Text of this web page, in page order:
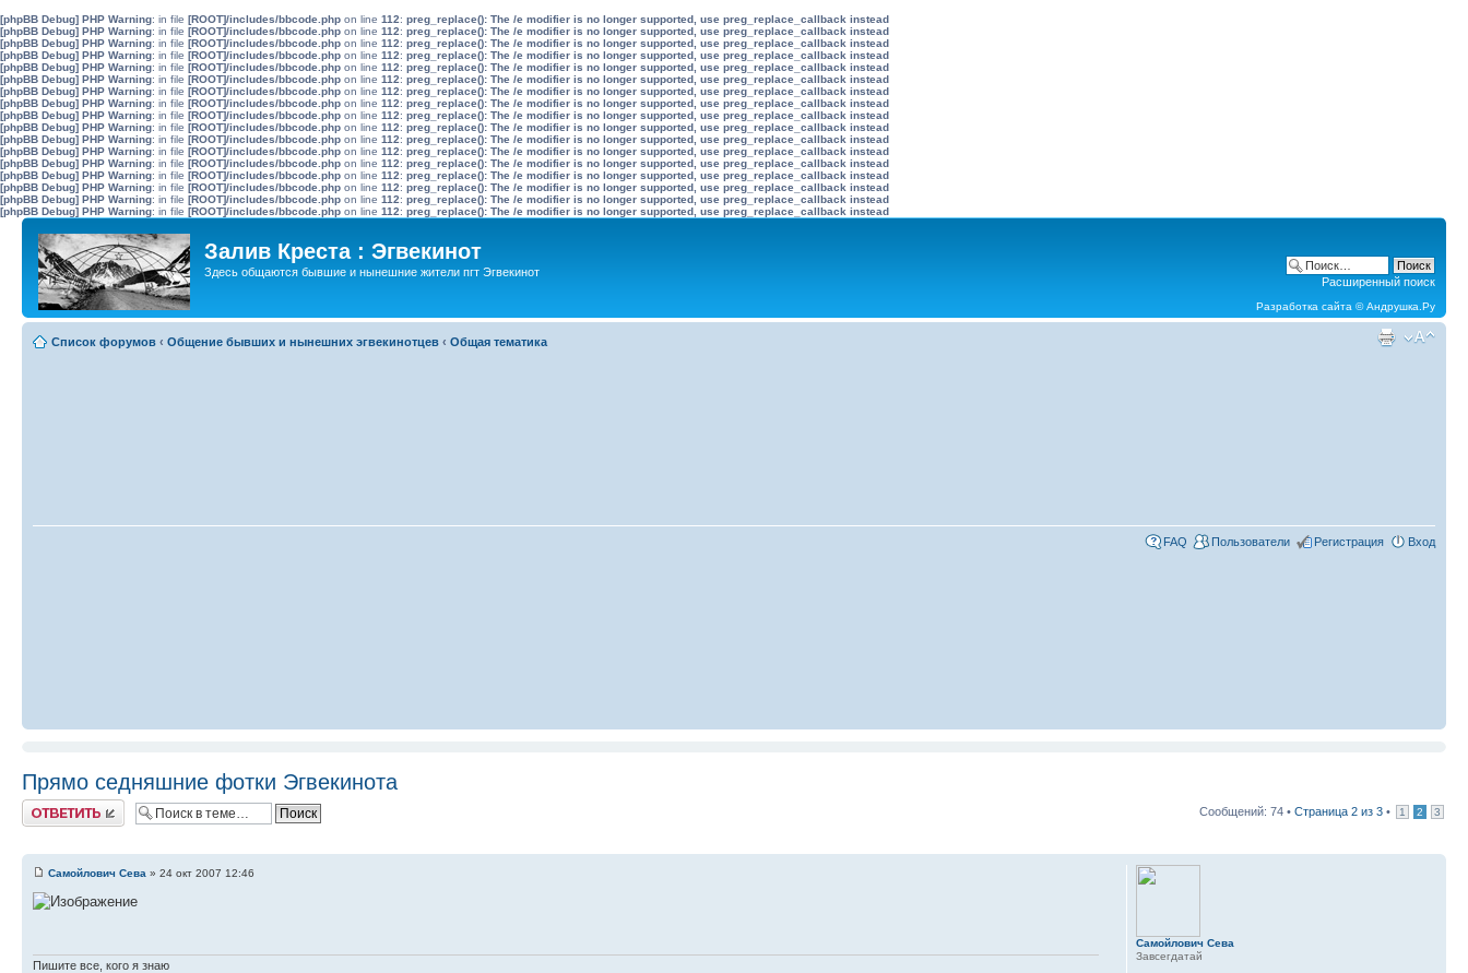
[phpBB Debug] PHP Warning: in file [ROOT]/includes/bbcode.php on line 112: preg_replace(): The /e modifier is no longer supported, use preg_replace_callback instead
[phpBB Debug] PHP Warning: in file [ROOT]/includes/bbcode.php on line 112: preg_replace(): The /e modifier is no longer supported, use preg_replace_callback instead
[phpBB Debug] PHP Warning: in file [ROOT]/includes/bbcode.php on line 112: preg_replace(): The /e modifier is no longer supported, use preg_replace_callback instead
[phpBB Debug] PHP Warning: in file [ROOT]/includes/bbcode.php on line 112: preg_replace(): The /e modifier is no longer supported, use preg_replace_callback instead
[phpBB Debug] PHP Warning: in file [ROOT]/includes/bbcode.php on line 112: preg_replace(): The /e modifier is no longer supported, use preg_replace_callback instead
[phpBB Debug] PHP Warning: in file [ROOT]/includes/bbcode.php on line 112: preg_replace(): The /e modifier is no longer supported, use preg_replace_callback instead
[phpBB Debug] PHP Warning: in file [ROOT]/includes/bbcode.php on line 112: preg_replace(): The /e modifier is no longer supported, use preg_replace_callback instead
[phpBB Debug] PHP Warning: in file [ROOT]/includes/bbcode.php on line 112: preg_replace(): The /e modifier is no longer supported, use preg_replace_callback instead
[phpBB Debug] PHP Warning: in file [ROOT]/includes/bbcode.php on line 112: preg_replace(): The /e modifier is no longer supported, use preg_replace_callback instead
[phpBB Debug] PHP Warning: in file [ROOT]/includes/bbcode.php on line 112: preg_replace(): The /e modifier is no longer supported, use preg_replace_callback instead
[phpBB Debug] PHP Warning: in file [ROOT]/includes/bbcode.php on line 112: preg_replace(): The /e modifier is no longer supported, use preg_replace_callback instead
[phpBB Debug] PHP Warning: in file [ROOT]/includes/bbcode.php on line 112: preg_replace(): The /e modifier is no longer supported, use preg_replace_callback instead
[phpBB Debug] PHP Warning: in file [ROOT]/includes/bbcode.php on line 112: preg_replace(): The /e modifier is no longer supported, use preg_replace_callback instead
[phpBB Debug] PHP Warning: in file [ROOT]/includes/bbcode.php on line 112: preg_replace(): The /e modifier is no longer supported, use preg_replace_callback instead
[phpBB Debug] PHP Warning: in file [ROOT]/includes/bbcode.php on line 112: preg_replace(): The /e modifier is no longer supported, use preg_replace_callback instead
[phpBB Debug] PHP Warning: in file [ROOT]/includes/bbcode.php on line 112: preg_replace(): The /e modifier is no longer supported, use preg_replace_callback instead
[phpBB Debug] PHP Warning: in file [ROOT]/includes/bbcode.php on line 112: preg_replace(): The /e modifier is no longer supported, use preg_replace_callback instead
Залив Креста : Эгвекинот
Здесь общаются бывшие и нынешние жители пгт Эгвекинот
Расширенный поиск
Разработка сайта ©Андрушка.Ру
Список форумов ‹ Общение бывших и нынешних эгвекинотцев ‹ Общая тематика
FAQ Пользователи Регистрация Вход
Прямо седняшние фотки Эгвекинота
Ответить Сообщений: 74 • Страница 2 из 3 • 1 2 3
Самойлович Сева » 24 окт 2007 12:46
Пишите все, кого я знаю
Самойлович Сева
Завсегдатай